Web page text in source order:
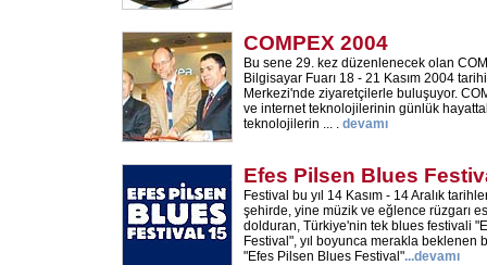
COMPEX 2004
Bu sene 29. kez düzenlenecek olan
Bilgisayar Fuarı 18 - 21 Kasım 2004
Merkezi'nde ziyaretçilerle buluşuyor.
ve internet teknolojilerinin günlük
teknolojilerin ... . devamı
Efes Pilsen Blues
Festival bu yıl 14 Kasım - 14 Aralık
şehirde, yine müzik ve eğlence rüzgarı
dolduran, Türkiye'nin tek blues festivali
Festival", yıl boyunca merakla beklenen
"Efes Pilsen Blues Festival"...devamı